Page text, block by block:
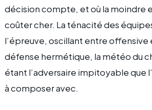
décision compte, et où la moindre
coûter cher. La ténacité des
l’épreuve, oscillant entre offensive
défense hermétique, la météo du
étant l’adversaire impitoyable que
à composer avec.